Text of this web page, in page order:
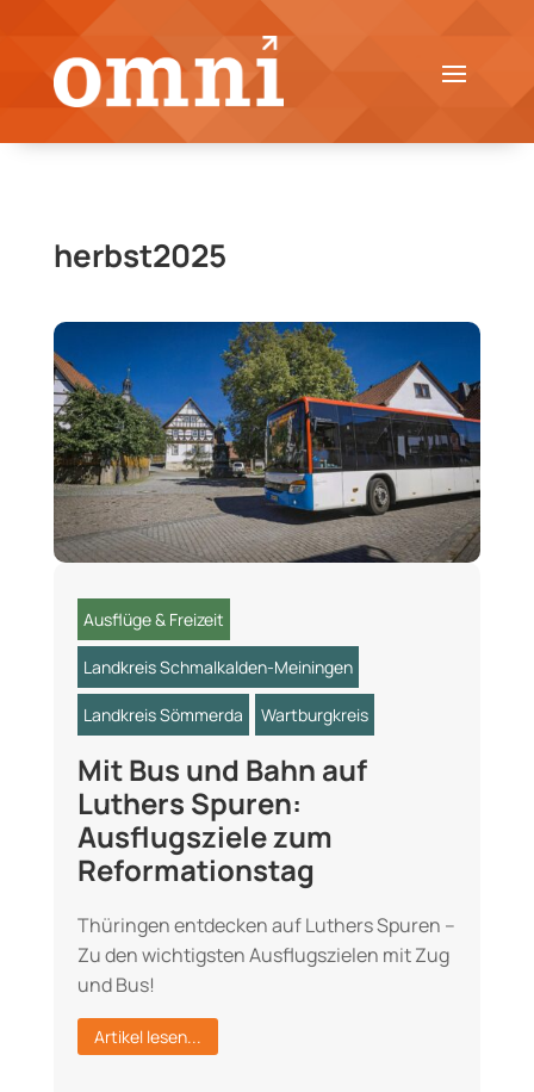
herbst2025
Ausflüge & Freizeit
Landkreis Schmalkalden-Meiningen
Landkreis Sömmerda Wartburgkreis
Mit Bus und Bahn auf
Luthers Spuren:
Ausflugsziele zum
Reformationstag
Thüringen entdecken auf Luthers Spuren –
Zu den wichtigsten Ausflugszielen mit Zug
und Bus!
Artikel lesen...